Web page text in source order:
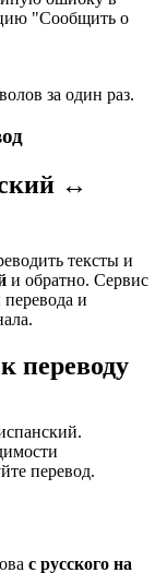
"Сообщить о
за один раз.
↔
тексты и
и обратно. Сервис
перевода и
переводу
перевод.
с русского на